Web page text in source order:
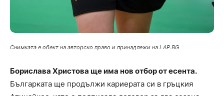
Снимката е обект на авторско право и принадлежи на LAP.BG
Борислава Христова ще има нов отбор от есента.
Българката ще продължи кариерата си в гръцкия